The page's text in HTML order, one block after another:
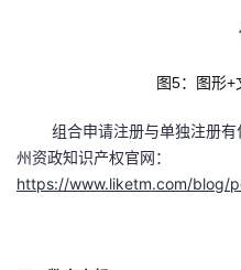
图5：图形+
组合申请注册与单独注册有
州资政知识产权官网：
https://www.liketm.com/blog/